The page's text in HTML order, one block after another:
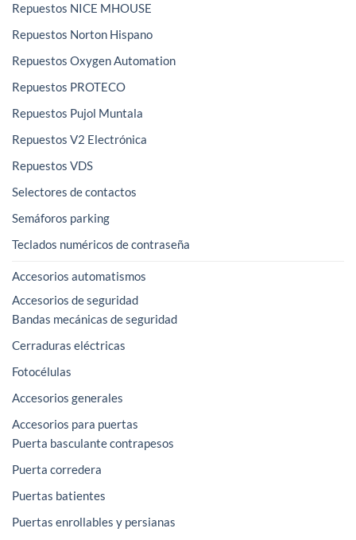
Repuestos NICE MHOUSE
Repuestos Norton Hispano
Repuestos Oxygen Automation
Repuestos PROTECO
Repuestos Pujol Muntala
Repuestos V2 Electrónica
Repuestos VDS
Selectores de contactos
Semáforos parking
Teclados numéricos de contraseña
Accesorios automatismos
Accesorios de seguridad
Bandas mecánicas de seguridad
Cerraduras eléctricas
Fotocélulas
Accesorios generales
Accesorios para puertas
Puerta basculante contrapesos
Puerta corredera
Puertas batientes
Puertas enrollables y persianas